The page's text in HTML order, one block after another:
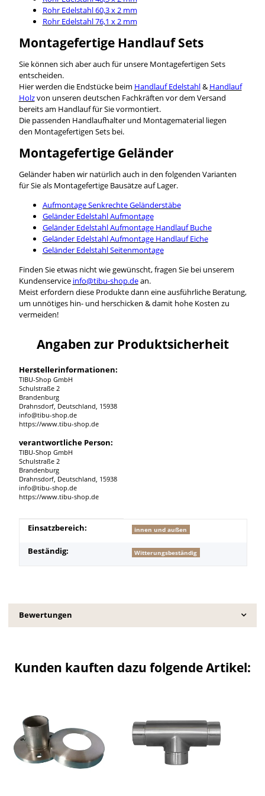
Rohr Edelstahl 60,3 x 2 mm
Rohr Edelstahl 76,1 x 2 mm
Montagefertige Handlauf Sets
Sie können sich aber auch für unsere Montagefertigen Sets
entscheiden.
Hier werden die Endstücke beim Handlauf Edelstahl& Handlauf
Holzvon unseren deutschen Fachkräften vor dem Versand
bereits am Handlauf für Sie vormontiert.
Die passenden Handlaufhalter und Montagematerial liegen
den Montagefertigen Sets bei.
Montagefertige Geländer
Geländer haben wir natürlich auch in den folgenden Varianten
für Sie als Montagefertige Bausätze auf Lager.
Aufmontage Senkrechte Geländerstäbe
Geländer Edelstahl Aufmontage
Geländer Edelstahl Aufmontage Handlauf Buche
Geländer Edelstahl Aufmontage Handlauf Eiche
Geländer Edelstahl Seitenmontage
Finden Sie etwas nicht wie gewünscht, fragen Sie bei unserem
Kundenservice info@tibu-shop.dean.
Meist erfordern diese Produkte dann eine ausführliche Beratung,
um unnötiges hin- und herschicken & damit hohe Kosten zu
vermeiden!
Angaben zur Produktsicherheit
Herstellerinformationen:
TIBU-Shop GmbH
Schulstraße 2
Brandenburg
Drahnsdorf, Deutschland, 15938
info@tibu-shop.de
https://www.tibu-shop.de
verantwortliche Person:
TIBU-Shop GmbH
Schulstraße 2
Brandenburg
Drahnsdorf, Deutschland, 15938
info@tibu-shop.de
https://www.tibu-shop.de
Produkteigenschaft
Wert
Einsatzbereich: innen und außen
Beständig: Witterungsbeständig
Bewertungen
Kunden kauften dazu folgende Artikel: